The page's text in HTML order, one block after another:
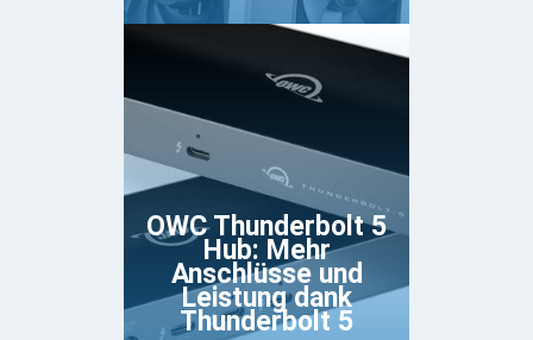
OWC Thunderbolt 5
Hub: Mehr
Anschlüsse und
Leistung dank
Thunderbolt 5